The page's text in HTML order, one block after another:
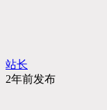
站长
2年前发布